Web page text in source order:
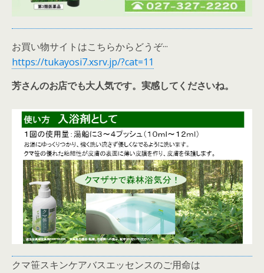
お買い物サイトはこちらからどうぞ···
https://tukayosi7.xsrv.jp/?cat=11
芳さんのお店でも大人気です。実感してくださいね。
クマ笹スキンケアバスエッセンスのご用命は